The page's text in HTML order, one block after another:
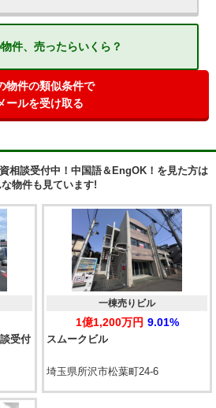
件、売ったらいくら？
物件の類似条件で
ールを受け取る
相談受付中！中国語＆EngOK！を見た方は
な物件も見ています!
受付
スムークビル
一棟売りビル
1億1,200万円 9.01%
埼玉県所沢市松葉町24-6